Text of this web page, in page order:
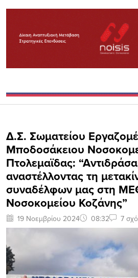
Δ.Σ. Σωματείου
Μποδοσάκειου
Πτολεμαϊδας:
αναστέλλοντας τη
συναδέλφων μας στη
Νοσοκομείου Κοζάνης”
19 Νοεμβρίου 2024 08:32 7